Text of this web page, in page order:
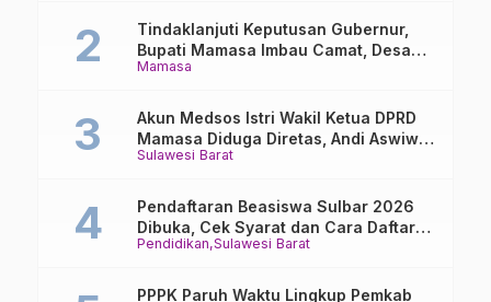
Mamasa
Tindaklanjuti Keputusan Gubernur,
Bupati Mamasa Imbau Camat, Desa
dan Lurah
Sulawesi Barat
Akun Medsos Istri Wakil Ketua DPRD
Mamasa Diduga Diretas, Andi Aswiwin
Buka Suara
Pendidikan Sulawesi Barat
Pendaftaran Beasiswa Sulbar 2026
Dibuka, Cek Syarat dan Cara Daftar
Online
PPPK Paruh Waktu Lingkup Pemkab